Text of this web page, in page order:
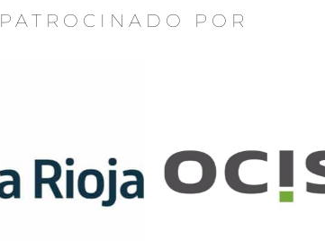
PATROCINADO POR